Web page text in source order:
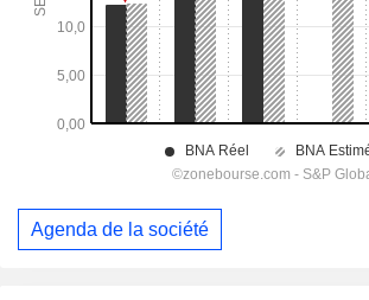
Agenda de la société